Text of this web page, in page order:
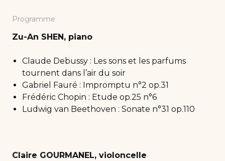
Programme
Zu-An SHEN, piano
Claude Debussy : Les sons et les parfums
tournent dans l’air du soir
Gabriel Fauré : Impromptu n°2 op.31
Frédéric Chopin : Etude op.25 n°6
Ludwig van Beethoven : Sonate n°31 op.110
Claire GOURMANEL, violoncelle